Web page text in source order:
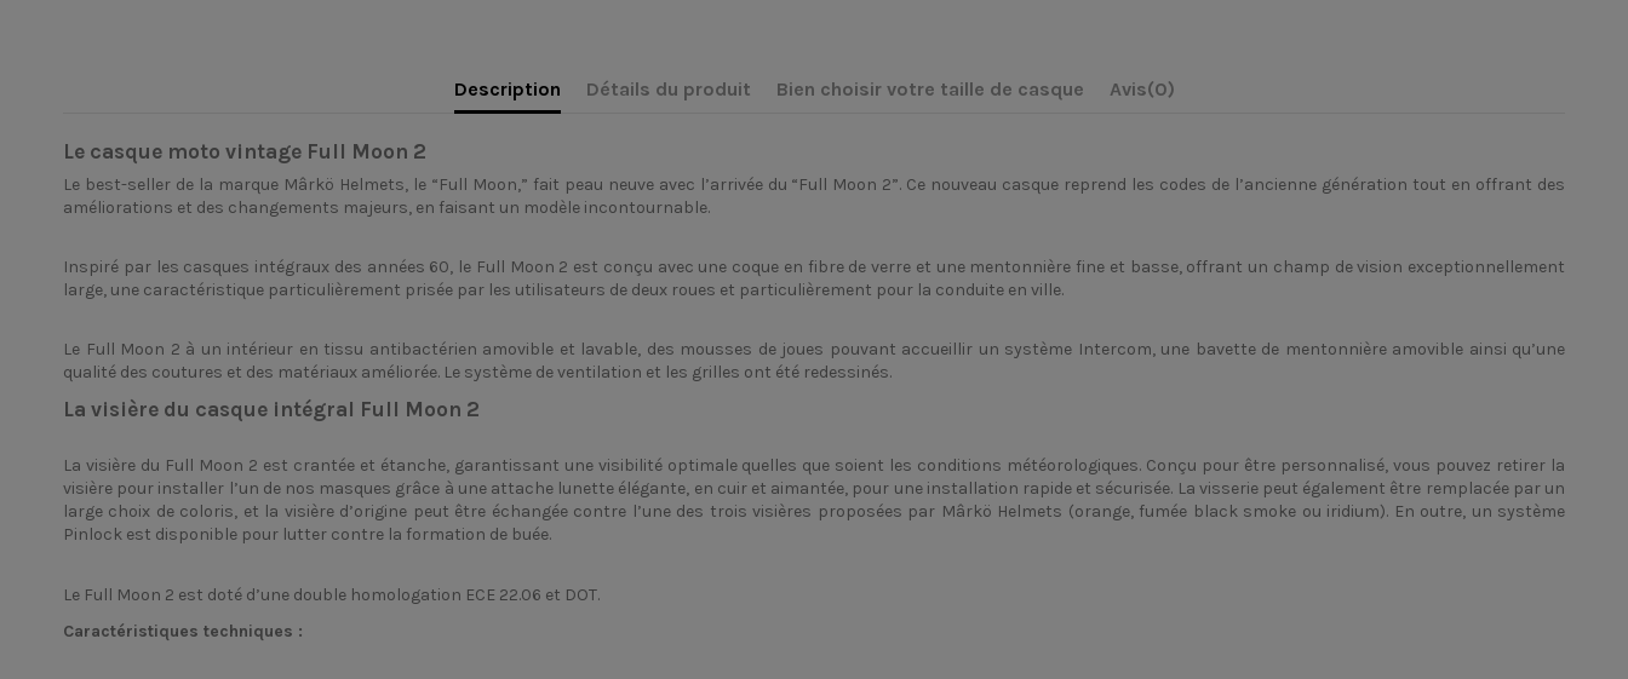
Description Détails du produit Bien choisir votre taille de casque Avis(0)
Le casque moto vintage Full Moon 2
Le best-seller de la marque Mârkö Helmets, le “Full Moon,” fait peau neuve avec l’arrivée du “Full Moon 2”. Ce nouveau casque reprend les codes de l’ancienne génération tout en offrant des
améliorations et des changements majeurs, en faisant un modèle incontournable.
Inspiré par les casques intégraux des années 60, le Full Moon 2 est conçu avec une coque en fibre de verre et une mentonnière fine et basse, offrant un champ de vision exceptionnellement
large, une caractéristique particulièrement prisée par les utilisateurs de deux roues et particulièrement pour la conduite en ville.
Le Full Moon 2 à un intérieur en tissu antibactérien amovible et lavable, des mousses de joues pouvant accueillir un système Intercom, une bavette de mentonnière amovible ainsi qu’une
qualité des coutures et des matériaux améliorée. Le système de ventilation et les grilles ont été redessinés.
La visière du casque intégral Full Moon 2
La visière du Full Moon 2 est crantée et étanche, garantissant une visibilité optimale quelles que soient les conditions météorologiques. Conçu pour être personnalisé, vous pouvez retirer la
visière pour installer l’un de nos masques grâce à une attache lunette élégante, en cuir et aimantée, pour une installation rapide et sécurisée. La visserie peut également être remplacée par un
large choix de coloris, et la visière d’origine peut être échangée contre l’une des trois visières proposées par Mârkö Helmets (orange, fumée black smoke ou iridium). En outre, un système
Pinlock est disponible pour lutter contre la formation de buée.
Le Full Moon 2 est doté d’une double homologation ECE 22.06 et DOT.
Caractéristiques techniques :